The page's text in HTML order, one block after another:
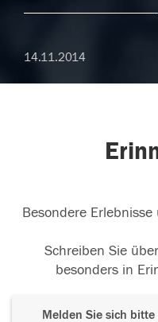
14.11.2014
Besondere
Schreiben Sie
besonders in
Melden Sie sich